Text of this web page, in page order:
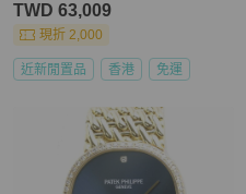
TWD 63,009
現折 2,000
近新閒置品 香港 免運